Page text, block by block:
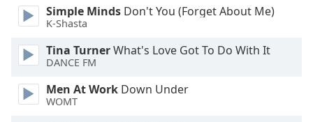
window.
Text
Simple Minds Don't You (Forget About Me)
K-Shasta
Tina TurnerWhat's Love Got To Do With It
DANCE FM
Men At Work Down Under
WOMT